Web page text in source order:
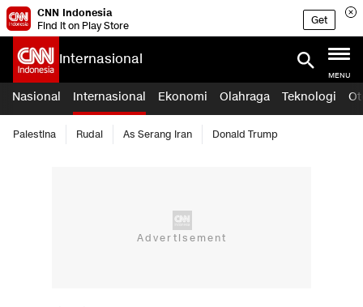
CNN Indonesia
Find it on Play Store
Get
Internasional
MENU
Nasional Internasional Ekonomi Olahraga Teknologi
Palestina Rudal As Serang Iran Donald Trump